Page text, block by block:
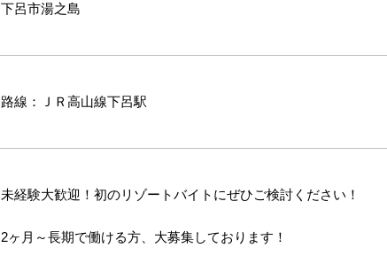
下呂市湯之島
路線：ＪＲ高山線下呂駅
未経験大歓迎！初のリゾートバイトにぜひご検討ください！
2ヶ月～長期で働ける方、大募集しております！